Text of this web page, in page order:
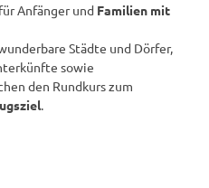
Anfänger und Familien mit
Städte und Dörfer,
sowie
den Rundkurs zum
.